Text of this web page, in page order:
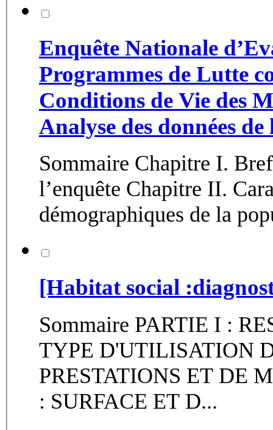
Enquête Nationale
Programmes de Lutte
Conditions de Vie des
Analyse des données de
Sommaire Chapitre I. Bref rappel de la méthodologie de
l’enquête Chapitre II. Caractéristiques socioéconomiques et
démographiques de la
[Habitat social
Sommaire PARTIE I :
TYPE D'UTILISATION
PRESTATIONS ET DE
: SURFACE ET D...